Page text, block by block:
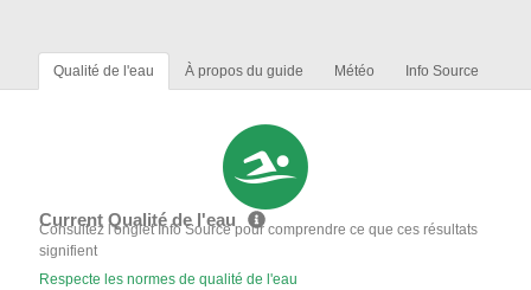
Qualité de l'eau À propos du guide Météo Info Source
Current Qualité de l'eau
Consultez l'onglet Info Source pour comprendre ce que ces résultats
signifient
Respecte les normes de qualité de l'eau